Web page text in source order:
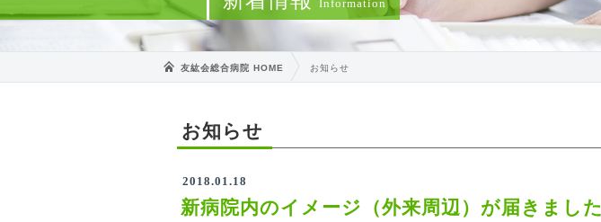
Information
友紘会総合病院 HOME お知らせ
お知らせ
2018.01.18
新病院内のイメージ（外来周辺）が届きました